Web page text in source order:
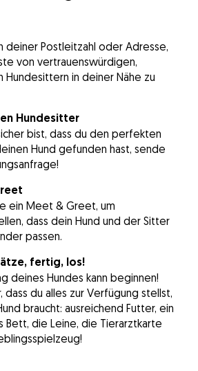
deiner Postleitzahl oder Adresse,
von vertrauenswürdigen,
Hundesittern in deiner Nähe zu
Hundesitter
bist, dass du den perfekten
Hund gefunden hast, sende
ein Meet & Greet, um
dass dein Hund und der Sitter
passen.
fertig, los!
deines Hundes kann beginnen!
dass du alles zur Verfügung stellst,
braucht: ausreichend Futter, ein
Bett, die Leine, die Tierarztkarte